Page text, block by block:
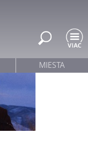
MIESTA